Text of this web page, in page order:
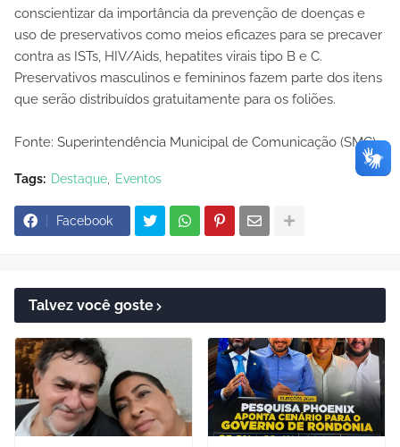
conscientizar da importância da prevenção de doenças e
uso de preservativos como meios eficazes para se precaver
contra as ISTs, HIV/Aids, hepatites virais tipo B e C.
Preservativos masculinos e femininos fazem parte dos itens
que serão distribuídos gratuitamente para os foliões.
Fonte: Superintendência Municipal de Comunicação (SMC)
Tags: Destaque Eventos
Facebook
Talvez você goste